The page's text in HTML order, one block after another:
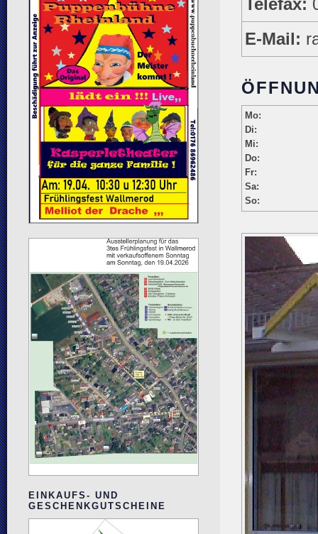
Telefax:
E-Mail:
Mo:
Di:
Mi:
Do:
Fr:
Sa:
So:
EINKAUFS- UND
GESCHENKGUTSCHEINE